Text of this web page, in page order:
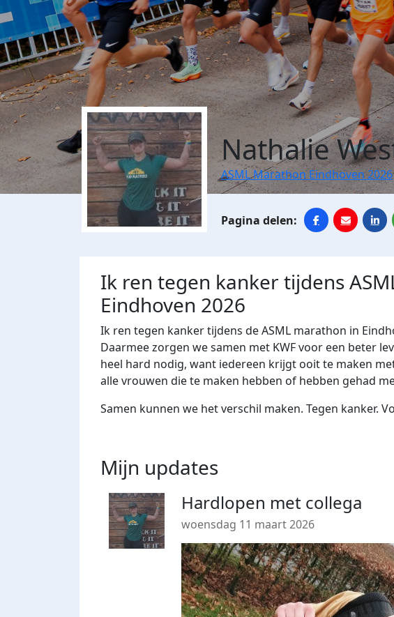
Nathalie
ASML Marathon Eindhoven 2026
Ik ren tegen kanker tijdens
Eindhoven 2026
Ik ren tegen kanker tijdens de ASML marathon in
Daarmee zorgen we samen met KWF voor een beter
heel hard nodig, want iedereen krijgt ooit te maken
alle vrouwen die te maken hebben of hebben gehad
Samen kunnen we het verschil maken. Tegen kanker.
Mijn updates
Hardlopen met collega
woensdag 11 maart 2026